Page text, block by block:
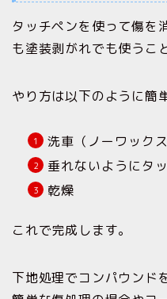
タッチペンを使って傷を
も塗装剥がれでも使うこ
やり方は以下のように簡
洗車（ノーワック
垂れないようにタ
乾燥
これで完成します。
下地処理でコンパウンド